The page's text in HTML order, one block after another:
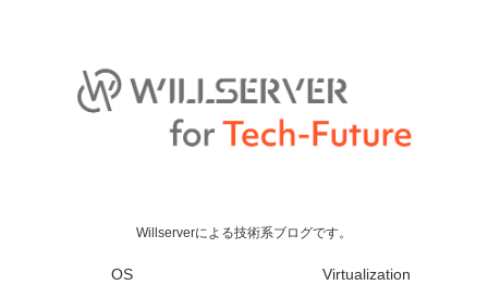
Willserverによる技術系ブログです。
OS Virtualization